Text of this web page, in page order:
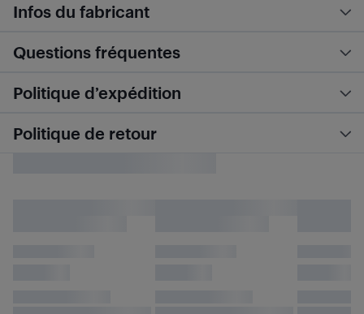
Infos du fabricant
Questions fréquentes
Politique d’expédition
Politique de retour